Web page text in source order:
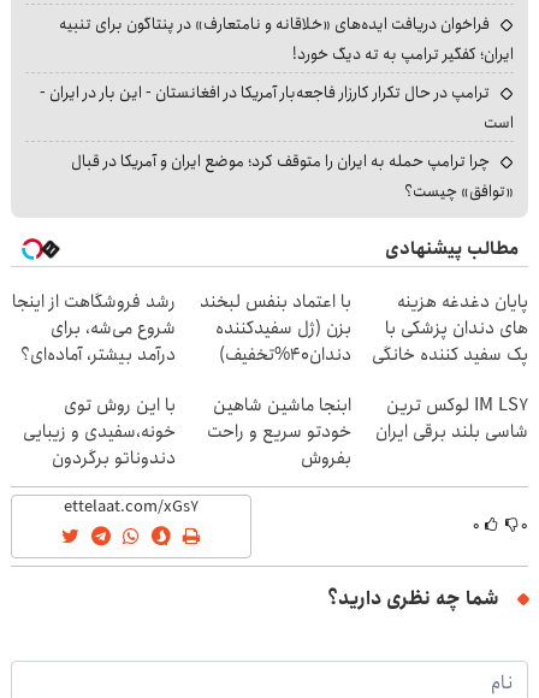
فراخوان دریافت ایده‌های «خلاقانه و نامتعارف» در پنتاگون برای تنبیه
ایران؛ کفگیر ترامپ به ته دیگ خورد!
ترامپ در حال تکرار کارزار فاجعه‌بار آمریکا در افغانستان - این بار در ایران -
است
چرا ترامپ حمله به ایران را متوقف کرد؛ موضع ایران و آمریکا در قبال
«توافق» چیست؟
مطالب پیشنهادی
پایان دغدغه هزینه
های دندان پزشکی با
پک سفید کننده خانگی
با اعتماد بنفس لبخند
بزن (ژل سفیدکننده
دندان40%تخفیف)
رشد فروشگاهت از اینجا
شروع می‌شه، برای
درآمد بیشتر، آماده‌ای؟
IM LS7 لوکس ترین
شاسی بلند برقی ایران
ابنجا ماشین شاهین
خودتو سریع و راحت
بفروش
با این روش توی
خونه،سفیدی و زیبایی
دندوناتو برگردون
(40%off)
۰ ۰
شما چه نظری دارید؟